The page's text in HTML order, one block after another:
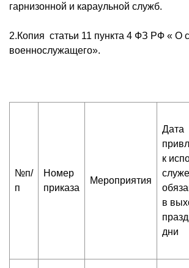
гарнизонной и караульной служб.
2.Копия статьи 11 пункта 4 ФЗ РФ « О
военнослужащего».
№п/
п
Номер
приказа
Мероприятия
Дата
к
в
дни